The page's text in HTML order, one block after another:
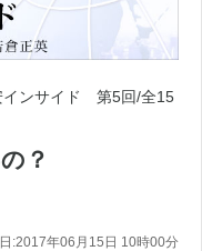
ンサイド 第5回/全15
？
:2017年06月15日 10時00分